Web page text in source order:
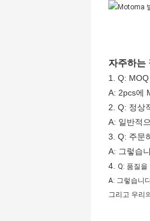
자주하는
1. Q:
A: 2pcs에
2. Q: 정상
A: 일반적
3. Q: 주문
A: 그렇습
4. Q: 품질을
A: 그렇습니
그리고 우리